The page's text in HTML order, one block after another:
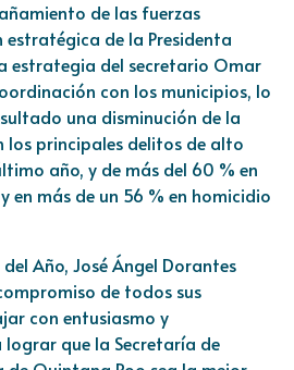
de las fuerzas
estratégica de la Presidenta
estrategia del secretario Omar
con los municipios, lo
una disminución de la
los principales delitos de alto
año, y de más del 60 % en
en más de un 56 % en homicidio
Año, José Ángel Dorantes
de todos sus
con entusiasmo y
que la Secretaría de